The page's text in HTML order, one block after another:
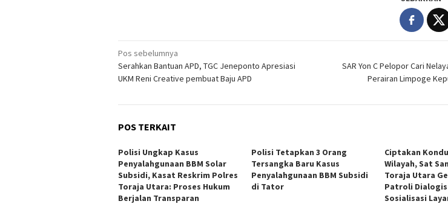
Navigasi
pos
Pos sebelumnya
Serahkan Bantuan APD, TGC Jeneponto Apresiasi
UKM Reni Creative pembuat Baju APD
SAR Yon C Pelopor Cari
Perairan Limpoge
POS TERKAIT
Polisi Ungkap Kasus
Penyalahgunaan BBM Solar
Subsidi, Kasat Reskrim Polres
Toraja Utara: Proses Hukum
Berjalan Transparan
Polisi Tetapkan 3 Orang
Tersangka Baru Kasus
Penyalahgunaan BBM Subsidi
di Tator
Ciptakan
Wilayah, Sat
Toraja Utara
Patroli Dialogis
Sosialisasi